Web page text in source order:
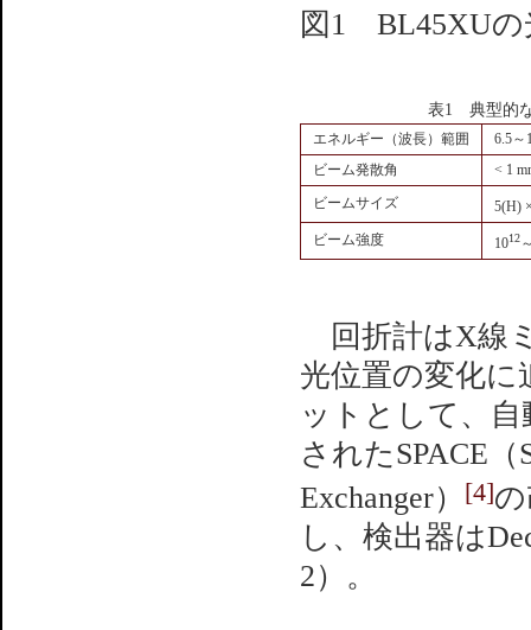
図1 BL45XUの
表1 典型的
エネルギー（波長）範囲
6.5～
ビーム発散角
< 1
ビームサイズ
5(H)
ビーム強度
1012
回折計はX線
光位置の変化に
ットとして、
されたSPACE（
Exchanger）
[4]
し、検出器は
2）。